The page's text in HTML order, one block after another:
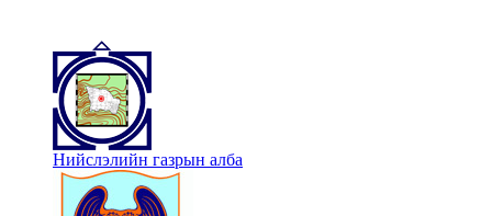
Нийслэлийн газрын алба